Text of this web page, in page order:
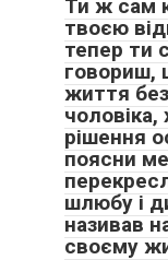
Ти ж сам
твоєю
тепер ти
говориш,
життя
рішення
поясни
шлюбу і
називав
своєму